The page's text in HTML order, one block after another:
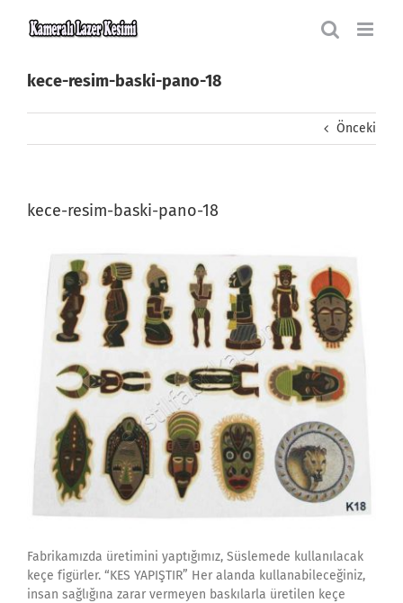
kece-resim-baski-pano-18
Önceki
kece-resim-baski-pano-18
Fabrikamızda üretimini yaptığımız, Süslemede kullanılacak
keçe figürler. “KES YAPIŞTIR” Her alanda kullanabileceğiniz,
insan sağlığına zarar vermeyen baskılarla üretilen keçe